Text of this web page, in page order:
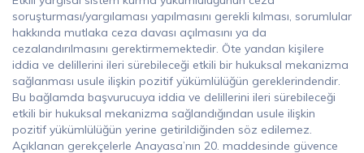
soruşturması/yargılaması yapılmasını gerekli kılması, sorumlular
hakkında mutlaka ceza davası açılmasını ya da
cezalandırılmasını gerektirmemektedir. Öte yandan kişilere
iddia ve delillerini ileri sürebileceği etkili bir hukuksal mekanizma
sağlanması usule ilişkin pozitif yükümlülüğün gereklerindendir.
Bu bağlamda başvurucuya iddia ve delillerini ileri sürebileceği
etkili bir hukuksal mekanizma sağlandığından usule ilişkin
pozitif yükümlülüğün yerine getirildiğinden söz edilemez.
Açıklanan gerekçelerle Anayasa’nın 20. maddesinde güvence